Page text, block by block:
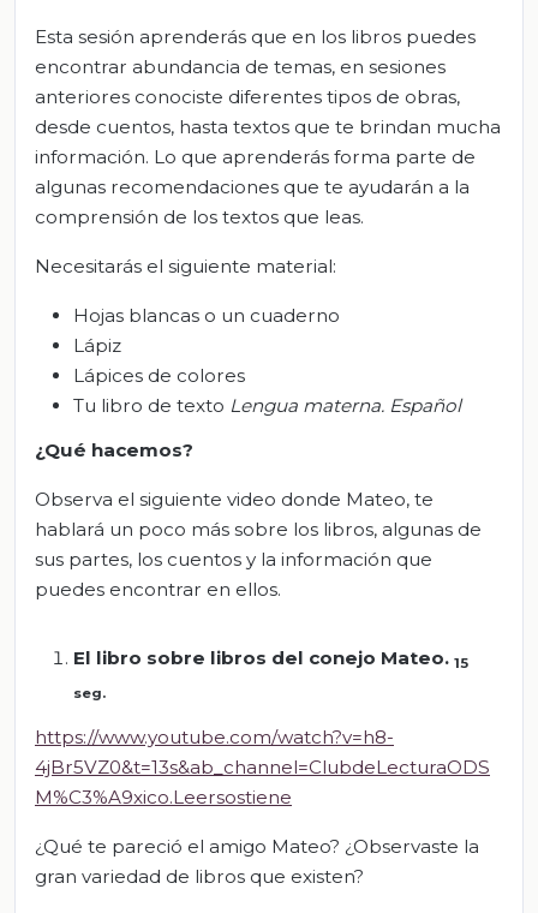
Esta sesión aprenderás que en los libros puedes
encontrar abundancia de temas, en sesiones
anteriores conociste diferentes tipos de obras,
desde cuentos, hasta textos que te brindan mucha
información. Lo que aprenderás forma parte de
algunas recomendaciones que te ayudarán a la
comprensión de los textos que leas.
Necesitarás el siguiente material:
Hojas blancas o un cuaderno
Lápiz
Lápices de colores
Tu libro de texto Lengua materna. Español
¿Qué hacemos?
Observa el siguiente video donde Mateo, te
hablará un poco más sobre los libros, algunas de
sus partes, los cuentos y la información que
puedes encontrar en ellos.
El libro sobre libros del conejo Mateo. 15
seg.
https://www.youtube.com/watch?v=h8-
4jBr5VZ0&t=13s&ab_channel=ClubdeLecturaODS
M%C3%A9xico.Leersostiene
¿Qué te pareció el amigo Mateo? ¿Observaste la
gran variedad de libros que existen?